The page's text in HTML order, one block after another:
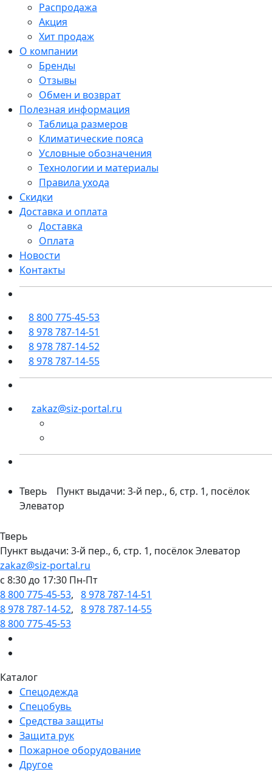
Распродажа
Акция
Хит продаж
О компании
Бренды
Отзывы
Обмен и возврат
Полезная информация
Таблица размеров
Климатические пояса
Условные обозначения
Технологии и материалы
Правила ухода
Скидки
Доставка и оплата
Доставка
Оплата
Новости
Контакты
8 800 775-45-53
8 978 787-14-51
8 978 787-14-52
8 978 787-14-55
zakaz@siz-portal.ru
Тверь
Пункт выдачи: 3-й пер., 6, стр. 1, посёлок
Элеватор
Тверь
Пункт выдачи: 3-й пер., 6, стр. 1, посёлок Элеватор
zakaz@siz-portal.ru
c 8:30 до 17:30 Пн-Пт
8 800 775-45-53, 8 978 787-14-51
8 978 787-14-52, 8 978 787-14-55
8 800 775-45-53
Каталог
Спецодежда
Спецобувь
Средства защиты
Защита рук
Пожарное оборудование
Другое